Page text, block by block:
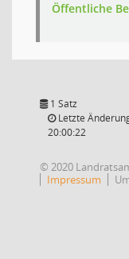
Öffentliche
1 Satz
Letzte
20:00:22
© 2020
Impressum